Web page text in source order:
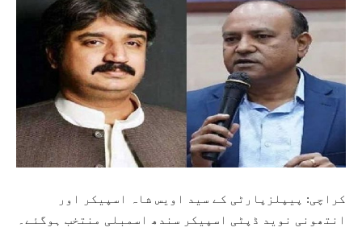
کراچی: پیپلزپارٹی کے سید اویس شاہ اسپیکر اور
انتھونی نوید ڈپٹی اسپیکر سندھ اسمبلی منتخب ہوگئے۔